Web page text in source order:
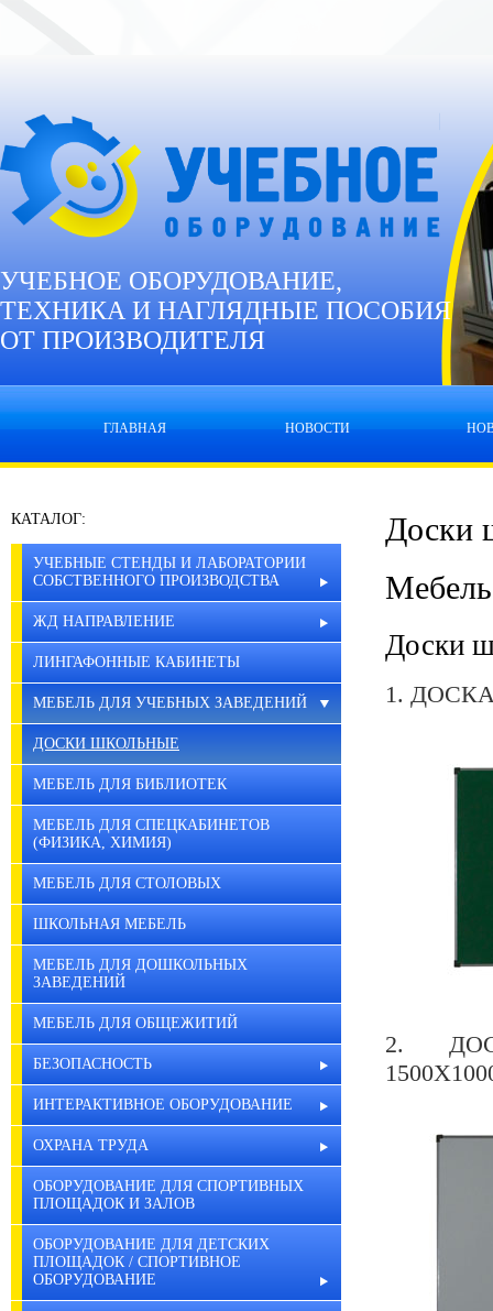
УЧЕБНОЕ ОБОРУДОВАНИЕ,
ТЕХНИКА И НАГЛЯДНЫЕ ПОСОБИЯ
ОТ ПРОИЗВОДИТЕЛЯ
ГЛАВНАЯ НОВОСТИ
КАТАЛОГ:
УЧЕБНЫЕ СТЕНДЫ И ЛАБОРАТОРИИ
СОБСТВЕННОГО ПРОИЗВОДСТВА
ЖД НАПРАВЛЕНИЕ
ЛИНГАФОННЫЕ КАБИНЕТЫ
МЕБЕЛЬ ДЛЯ УЧЕБНЫХ ЗАВЕДЕНИЙ
ДОСКИ ШКОЛЬНЫЕ
МЕБЕЛЬ ДЛЯ БИБЛИОТЕК
МЕБЕЛЬ ДЛЯ СПЕЦКАБИНЕТОВ
(ФИЗИКА, ХИМИЯ)
МЕБЕЛЬ ДЛЯ СТОЛОВЫХ
ШКОЛЬНАЯ МЕБЕЛЬ
МЕБЕЛЬ ДЛЯ ДОШКОЛЬНЫХ
ЗАВЕДЕНИЙ
МЕБЕЛЬ ДЛЯ ОБЩЕЖИТИЙ
БЕЗОПАСНОСТЬ
ИНТЕРАКТИВНОЕ ОБОРУДОВАНИЕ
ОХРАНА ТРУДА
ОБОРУДОВАНИЕ ДЛЯ СПОРТИВНЫХ
ПЛОЩАДОК И ЗАЛОВ
ОБОРУДОВАНИЕ ДЛЯ ДЕТСКИХ
ПЛОЩАДОК / СПОРТИВНОЕ
ОБОРУДОВАНИЕ
Доски
Доски
1.
2.